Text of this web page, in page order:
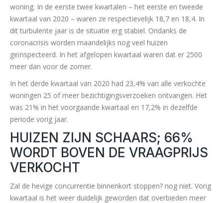
woning. In de eerste twee kwartalen – het eerste en tweede
kwartaal van 2020 – waren ze respectievelijk 18,7 en 18,4. In
dit turbulente jaar is de situatie erg stabiel. Ondanks de
coronacrisis worden maandelijks nog veel huizen
geïnspecteerd. In het afgelopen kwartaal waren dat er 2500
meer dan voor de zomer.
In het derde kwartaal van 2020 had 23,4% van alle verkochte
woningen 25 of meer bezichtigingsverzoeken ontvangen. Het
was 21% in het voorgaande kwartaal en 17,2% in dezelfde
periode vorig jaar.
HUIZEN ZIJN SCHAARS; 66%
WORDT BOVEN DE VRAAGPRIJS
VERKOCHT
Zal de hevige concurrentie binnenkort stoppen? nog niet. Vorig
kwartaal is het weer duidelijk geworden dat overbieden meer